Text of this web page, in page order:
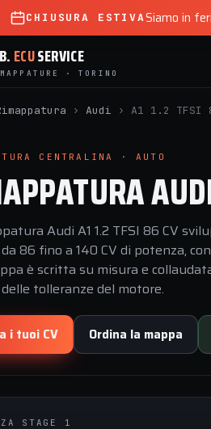
CHIUSURA ESTIVASiamo in
ECUSERVICE
· TORINO
› Audi › A1 1.2 TFSI
CENTRALINA · AUTO
Audi A1 1.2 TFSI 86 CV
86 fino a 140 CV di potenza,
è scritta su misura e
tolleranze del motore.
i tuoi CV Ordina la mappa
STAGE 1